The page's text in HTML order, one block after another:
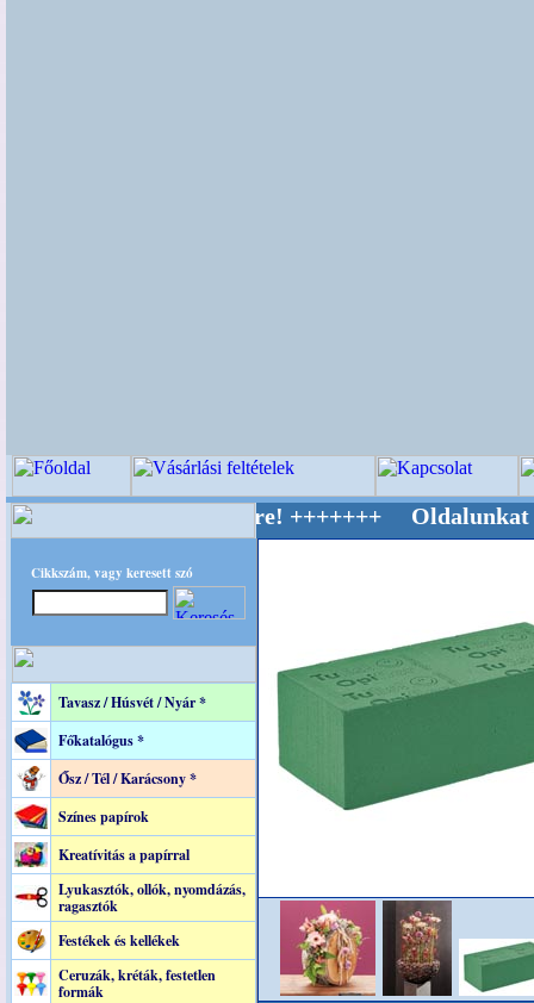
Cikkszám, vagy keresett szó
Tavasz / Húsvét / Nyár *
Főkatalógus *
Ősz / Tél / Karácsony *
Színes papírok
Kreatívitás a papírral
Lyukasztók, ollók, nyomdázás,
ragasztók
Festékek és kellékek
Ceruzák, kréták, festetlen
formák
Világ Mestere! +++++++ Oldalunkat